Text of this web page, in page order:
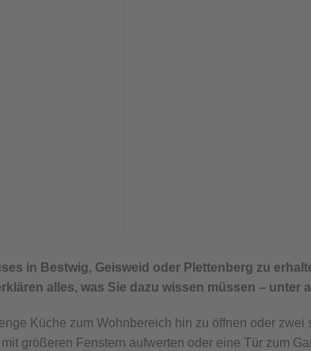
in Bestwig, Geisweid oder Plettenberg zu
alles, was Sie dazu wissen müssen – unter
Küche zum Wohnbereich hin zu öffnen oder
größeren Fenstern aufwerten oder eine Tür zum